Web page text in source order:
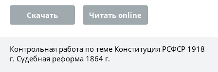
Скачать Читать online
Контрольная работа по теме Конституция РСФСР 1918
г. Судебная реформа 1864 г.